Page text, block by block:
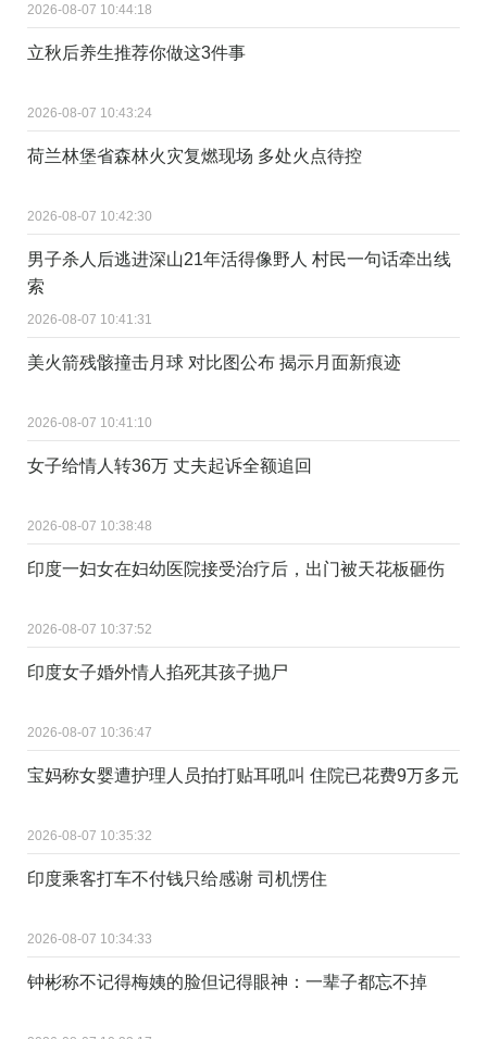
2026-08-07 10:44:18
立秋后养生推荐你做这3件事
2026-08-07 10:43:24
荷兰林堡省森林火灾复燃现场 多处火点待控
2026-08-07 10:42:30
男子杀人后逃进深山21年活得像野人 村民一句话牵出线
索
2026-08-07 10:41:31
美火箭残骸撞击月球 对比图公布 揭示月面新痕迹
2026-08-07 10:41:10
女子给情人转36万 丈夫起诉全额追回
2026-08-07 10:38:48
印度一妇女在妇幼医院接受治疗后，出门被天花板砸伤
2026-08-07 10:37:52
印度女子婚外情人掐死其孩子抛尸
2026-08-07 10:36:47
宝妈称女婴遭护理人员拍打贴耳吼叫 住院已花费9万多元
2026-08-07 10:35:32
印度乘客打车不付钱只给感谢 司机愣住
2026-08-07 10:34:33
钟彬称不记得梅姨的脸但记得眼神：一辈子都忘不掉